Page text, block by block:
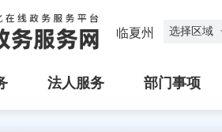
临夏州 选择区域
法人服务 部门事项